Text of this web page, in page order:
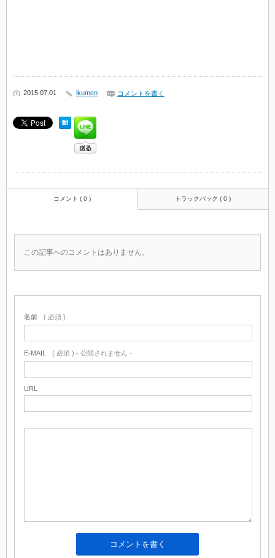
2015 07.01 ikumen コメントを書く
コメント ( 0 ) トラックバック ( 0 )
この記事へのコメントはありません。
名前 ( 必須 )
E-MAIL ( 必須 ) - 公開されません -
URL